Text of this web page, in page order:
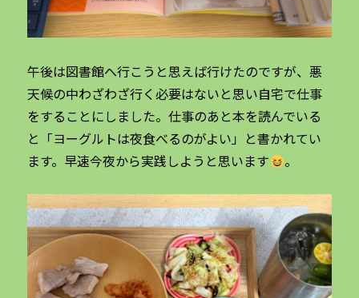
午後は図書館へ行こうと思えば行けたのですが、悪
天候の中わざわざ行く必要はないと思い自宅で仕事
をすることにしました。仕事のあと本を読んでいる
と「ヨーグルトは夜食べるのがよい」と書かれてい
ます。早速今夜から実践しようと思います
。